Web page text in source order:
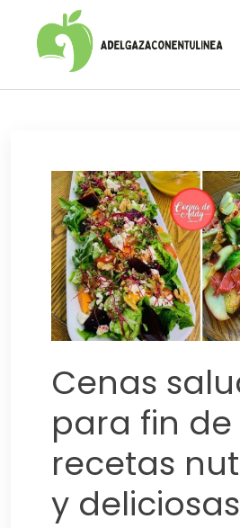
Cenas
para fin de
recetas
y deliciosas